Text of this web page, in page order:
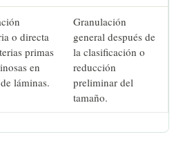
o directa
primas
en
láminas.
Granulación
general después de
la clasificación o
reducción
preliminar del
tamaño.